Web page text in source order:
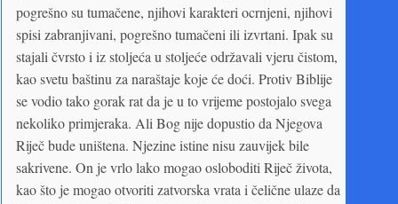
pogrešno su tumačene, njihovi karakteri ocrnjeni, njihovi
spisi zabranjivani, pogrešno tumačeni ili izvrtani. Ipak su
stajali čvrsto i iz stoljeća u stoljeće održavali vjeru čistom,
kao svetu baštinu za naraštaje koje će doći. Protiv Biblije
se vodio tako gorak rat da je u to vrijeme postojalo svega
nekoliko primjeraka. Ali Bog nije dopustio da Njegova
Riječ bude uništena. Njezine istine nisu zauvijek bile
sakrivene. On je vrlo lako mogao osloboditi Riječ života,
kao što je mogao otvoriti zatvorska vrata i čelične ulaze da